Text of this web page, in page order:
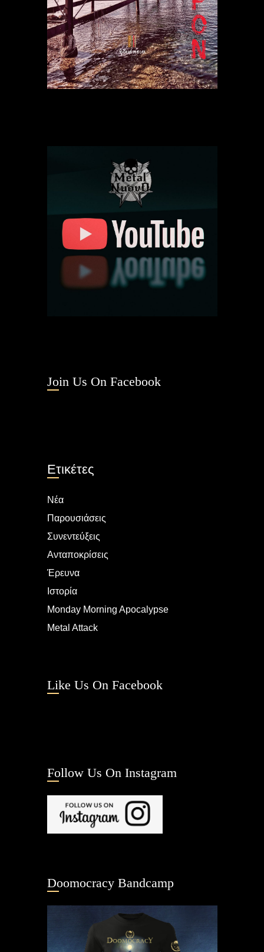
Join Us On Facebook
Ετικέτες
Νέα
Παρουσιάσεις
Συνεντεύξεις
Ανταποκρίσεις
Έρευνα
Ιστορία
Monday Morning Apocalypse
Metal Attack
Like Us On Facebook
Follow Us On Instagram
Doomocracy Bandcamp